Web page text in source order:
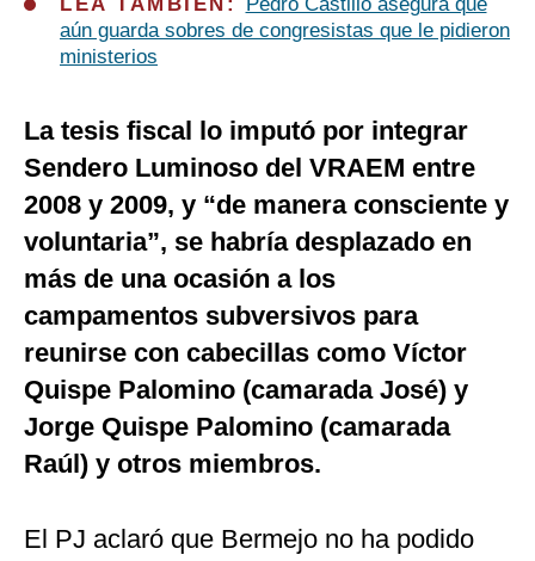
aún guarda sobres de congresistas que le pidieron
ministerios
La tesis fiscal lo imputó por integrar
Sendero Luminoso del VRAEM entre
2008 y 2009, y “de manera consciente y
voluntaria”, se habría desplazado en
más de una ocasión a los
campamentos subversivos para
reunirse con cabecillas como Víctor
Quispe Palomino (camarada José) y
Jorge Quispe Palomino (camarada
Raúl) y otros miembros.
El PJ aclaró que Bermejo no ha podido